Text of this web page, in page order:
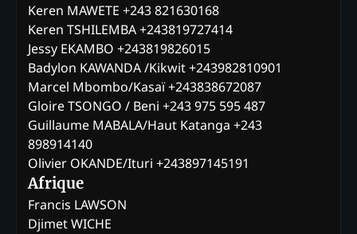
Keren MAWETE +243 821630168
Keren TSHILEMBA +243819727414
Jessy EKAMBO +243819826015
Badylon KAWANDA /Kikwit +243982810901
Marcel Mbombo/Kasaï +243838672087
Gloire TSONGO / Beni +243 975 595 487
Guillaume MABALA/Haut Katanga +243
898914140
Olivier OKANDE/Ituri +243897145191
Afrique
Francis LAWSON
Djimet WICHE